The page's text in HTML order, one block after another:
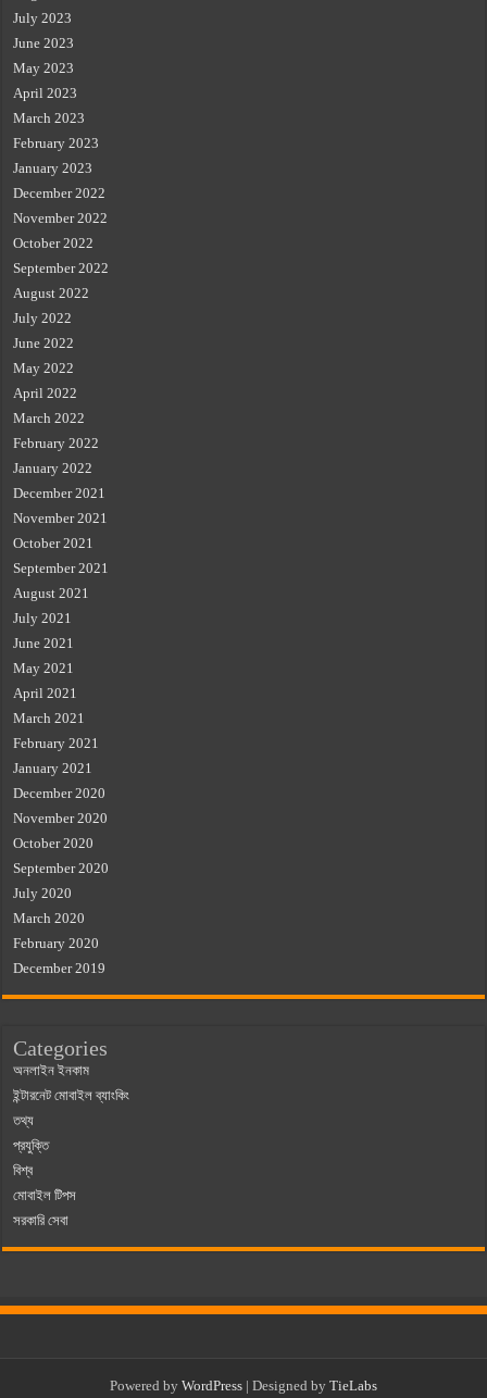
July 2023
June 2023
May 2023
April 2023
March 2023
February 2023
January 2023
December 2022
November 2022
October 2022
September 2022
August 2022
July 2022
June 2022
May 2022
April 2022
March 2022
February 2022
January 2022
December 2021
November 2021
October 2021
September 2021
August 2021
July 2021
June 2021
May 2021
April 2021
March 2021
February 2021
January 2021
December 2020
November 2020
October 2020
September 2020
July 2020
March 2020
February 2020
December 2019
Categories
অনলাইন ইনকাম
ইন্টারনেট মোবাইল ব্যাংকিং
তথ্য
প্রযুক্তি
বিশ্ব
মোবাইল টিপস
সরকারি সেবা
Powered by WordPress | Designed by TieLabs